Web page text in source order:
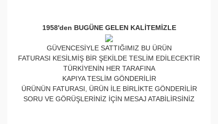
1958'den BUGÜNE GELEN KALİTEMİZLE
GÜVENCESİYLE SATTIĞIMIZ BU ÜRÜN
FATURASI KESİLMİŞ BİR ŞEKİLDE TESLİM EDİLECEKTİR
TÜRKİYENİN HER TARAFINA
KAPIYA TESLİM GÖNDERİLİR
ÜRÜNÜN FATURASI, ÜRÜN İLE BİRLİKTE GÖNDERİLİR
SORU VE GÖRÜŞLERİNİZ İÇİN MESAJ ATABİLİRSİNİZ